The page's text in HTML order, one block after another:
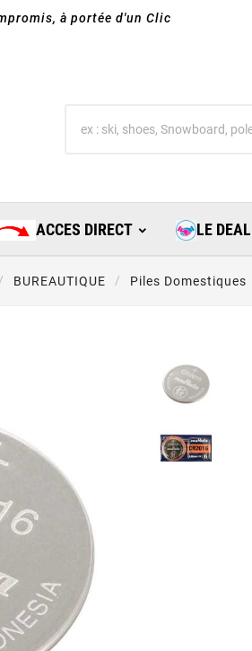
à portée d'un Clic
ACCES DIRECT LE DEAL
BUREAUTIQUE Piles Domestiques